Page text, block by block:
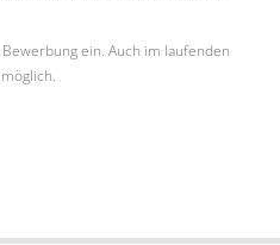
ein. Auch im laufenden